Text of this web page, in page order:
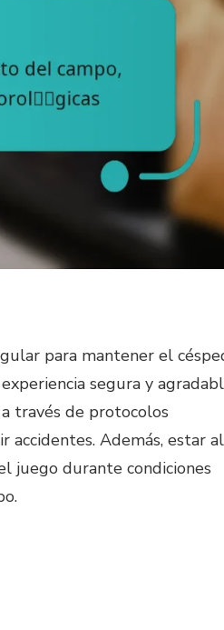
para mantener el
segura y
través de protocolos
accidentes. Además, estar al
juego durante condiciones